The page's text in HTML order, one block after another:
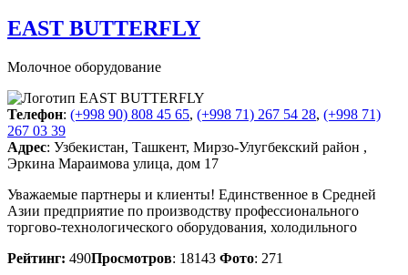
EAST BUTTERFLY
Молочное оборудование
Телефон: (+998 90) 808 45 65, (+998 71) 267 54 28, (+998 71)
267 03 39
Адрес: Узбекистан, Ташкент, Мирзо-Улугбекский район ,
Эркина Мараимова улица, дом 17
Уважаемые партнеры и клиенты! Единственное в Средней
Азии предприятие по производству профессионального
торгово-технологического оборудования, холодильного
Рейтинг: 490Просмотров: 18143 Фото: 271